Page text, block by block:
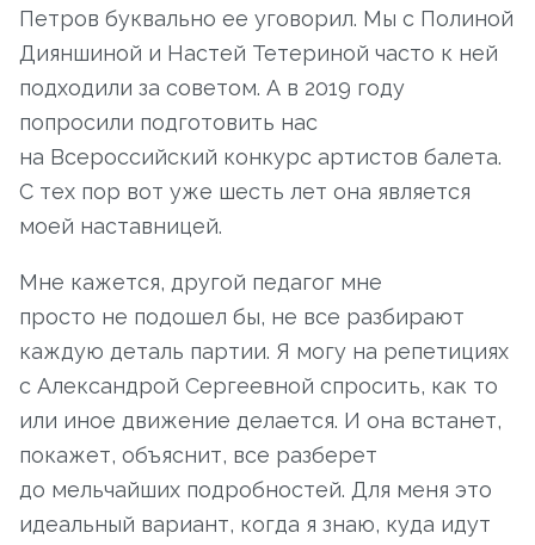
Петров буквально ее уговорил. Мы с Полиной
Дияншиной и Настей Тетериной часто к ней
подходили за советом. А в 2019 году
попросили подготовить нас
на Всероссийский конкурс артистов балета.
С тех пор вот уже шесть лет она является
моей наставницей.
Мне кажется, другой педагог мне
просто не подошел бы, не все разбирают
каждую деталь партии. Я могу на репетициях
с Александрой Сергеевной спросить, как то
или иное движение делается. И она встанет,
покажет, объяснит, все разберет
до мельчайших подробностей. Для меня это
идеальный вариант, когда я знаю, куда идут